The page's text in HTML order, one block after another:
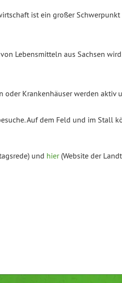
ist ein großer
Lebensmitteln aus Sachsen
oder Krankenhäuser werden
Auf dem Feld und im
und hier(Website der